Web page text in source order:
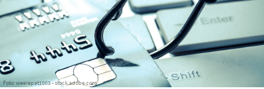
Foto: weerapat1003 - stock.adobe.com